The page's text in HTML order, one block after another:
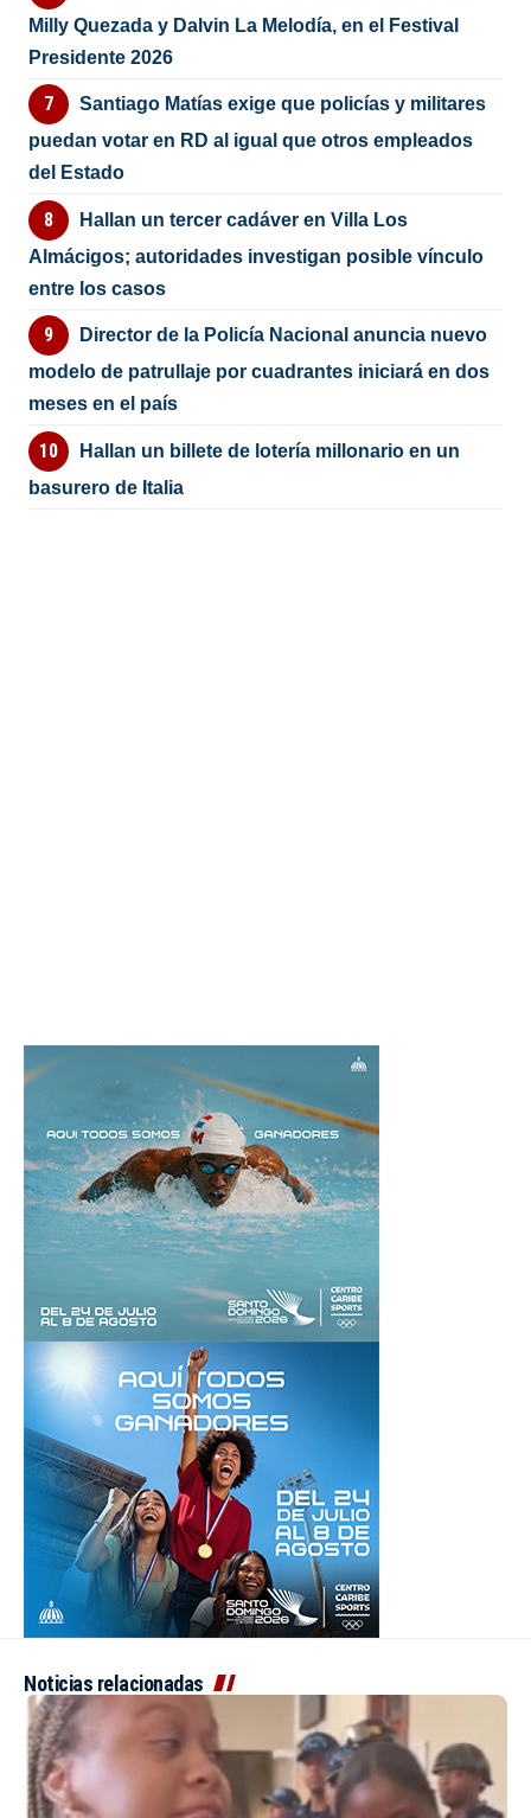
Milly Quezada y Dalvin La Melodía, en el Festival
Presidente 2026
Santiago Matías exige que policías y militares
puedan votar en RD al igual que otros empleados
del Estado
Hallan un tercer cadáver en Villa Los
Almácigos; autoridades investigan posible vínculo
entre los casos
Director de la Policía Nacional anuncia nuevo
modelo de patrullaje por cuadrantes iniciará en dos
meses en el país
Hallan un billete de lotería millonario en un
basurero de Italia
Noticias relacionadas